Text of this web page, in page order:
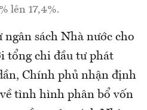
lên 17,4%.
sách Nhà nước cho
tổng chi đầu tư phát
Chính phủ nhận định
tình hình phân bổ vốn